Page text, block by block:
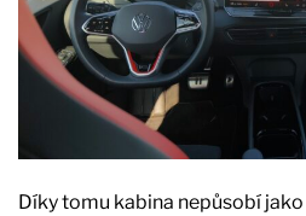
Díky tomu kabina nepůsobí